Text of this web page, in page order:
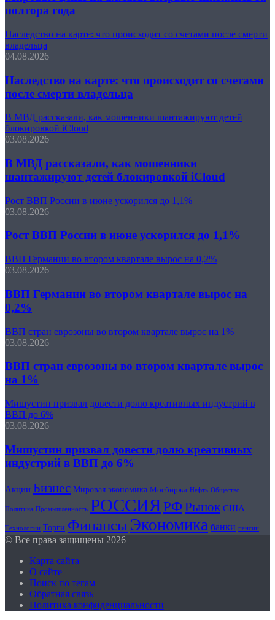
полтора года
Наследство на карте: что происходит со счетами после смерти
владельца
04.08.2026
Наследство на карте: что происходит со счетами
после смерти владельца
В МВД рассказали, как мошенники шантажируют детей
блокировкой iCloud
03.08.2026
В МВД рассказали, как мошенники
шантажируют детей блокировкой iCloud
Рост ВВП России в июне ускорился до 1,1%
03.08.2026
Рост ВВП России в июне ускорился до 1,1%
ВВП Германии во втором квартале вырос на 0,2%
03.08.2026
ВВП Германии во втором квартале вырос на
0,2%
ВВП стран еврозоны во втором квартале вырос на 1%
03.08.2026
ВВП стран еврозоны во втором квартале вырос
на 1%
Мишустин призвал довести долю креативных индустрий в
ВВП до 6%
03.08.2026
Мишустин призвал довести долю креативных
индустрий в ВВП до 6%
Акции Бизнес Мировая экономика Мосбиржа Нефть Общество
Политика Промышленность РОССИЯРФРынок США
Технологии Торги Финансы Экономика банки пенсии
© Все права защищены 2026
Карта сайта
О сайте
Поиск по тегам
Обратная связь
Политика конфиденциальности